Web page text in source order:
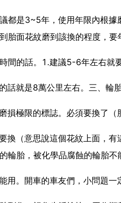
都是3~5年，使用年限內根
胎面花紋磨到該換的程度，要
間的話。1.建議5-6年左右就
話就是8萬公里左右。三、輪
損極限的標誌。必須要換了（
換（意思說這個花紋上面，
輪胎，被化學品腐蝕的輪胎不
用。開車的車友們，小問題一